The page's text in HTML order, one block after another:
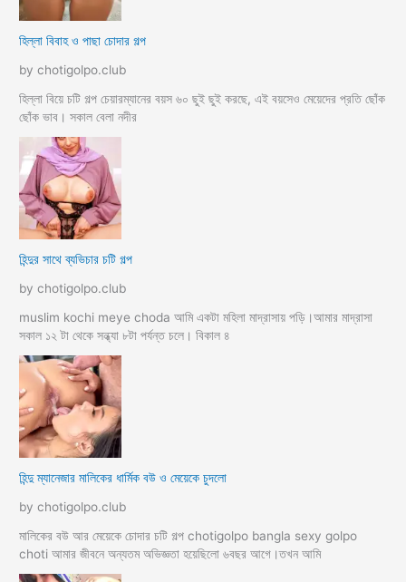
হিল্লা বিবাহ ও পাছা চোদার গল্প
by chotigolpo.club
হিল্লা বিয়ে চটি গল্প চেয়ারম্যানের বয়স ৬০ ছুই ছুই করছে, এই বয়সেও মেয়েদের প্রতি ছোঁক
ছোঁক ভাব। সকাল বেলা নদীর
হিন্দুর সাথে ব্যভিচার চটি গল্প
by chotigolpo.club
muslim kochi meye choda আমি একটা মহিলা মাদ্রাসায় পড়ি।আমার মাদ্রাসা
সকাল ১২ টা থেকে সন্ধ্যা ৮টা পর্যন্ত চলে। বিকাল ৪
হিন্দু ম্যানেজার মালিকের ধার্মিক বউ ও মেয়েকে চুদলো
by chotigolpo.club
মালিকের বউ আর মেয়েকে চোদার চটি গল্প chotigolpo bangla sexy golpo
choti আমার জীবনে অন্যতম অভিজ্ঞতা হয়েছিলো ৬বছর আগে।তখন আমি